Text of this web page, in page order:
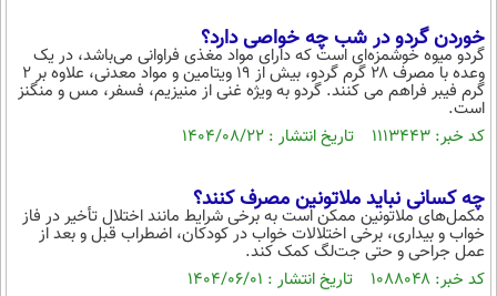
محیط زیست
سفر و تفریح
فناوری و It
علمی
قرآن
گوناگون
مجله تصویری سلاح
ورزش
سیاست
سرگرمی
عصر ایران 2
خواندنی ها و دیدنی ها
داستان کوتاه
پیامک
آموزش زبان
خوردن گردو در شب چه خواصی دارد؟
گردو میوه خوشمزه‌ای است که دارای مواد مغذی فراوانی می‌باشد، در یک
وعده با مصرف ۲۸ گرم گردو، بیش از ۱۹ ویتامین و مواد معدنی، علاوه بر ۲
گرم فیبر فراهم می کنند. گردو به ویژه غنی از منیزیم، فسفر، مس و منگنز
است.
کد خبر: ۱۱۱۳۴۴۳ تاریخ انتشار : ۱۴۰۴/۰۸/۲۲
چه کسانی نباید ملاتونین مصرف کنند؟
مکمل‌های ملاتونین ممکن است به برخی شرایط مانند اختلال تأخیر در فاز
خواب و بیداری، برخی اختلالات خواب در کودکان، اضطراب قبل و بعد از
عمل جراحی و حتی جت‌لگ کمک کند.
کد خبر: ۱۰۸۸۰۴۸ تاریخ انتشار : ۱۴۰۴/۰۶/۰۱